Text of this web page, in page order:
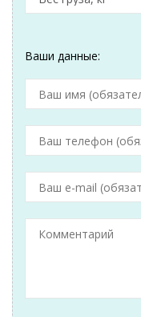
Ваши данные: